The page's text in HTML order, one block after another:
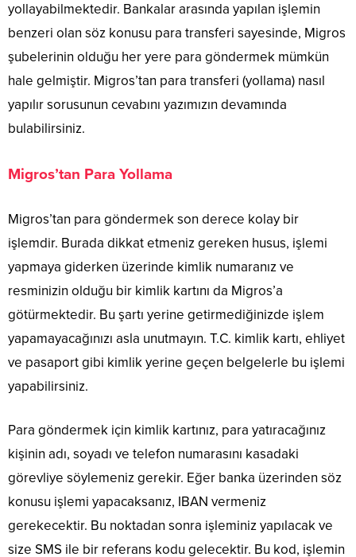
yollayabilmektedir. Bankalar arasında yapılan işlemin
benzeri olan söz konusu para transferi sayesinde, Migros
şubelerinin olduğu her yere para göndermek mümkün
hale gelmiştir. Migros’tan para transferi (yollama) nasıl
yapılır sorusunun cevabını yazımızın devamında
bulabilirsiniz.
Migros’tan Para Yollama
Migros’tan para göndermek son derece kolay bir
işlemdir. Burada dikkat etmeniz gereken husus, işlemi
yapmaya giderken üzerinde kimlik numaranız ve
resminizin olduğu bir kimlik kartını da Migros’a
götürmektedir. Bu şartı yerine getirmediğinizde işlem
yapamayacağınızı asla unutmayın. T.C. kimlik kartı, ehliyet
ve pasaport gibi kimlik yerine geçen belgelerle bu işlemi
yapabilirsiniz.
Para göndermek için kimlik kartınız, para yatıracağınız
kişinin adı, soyadı ve telefon numarasını kasadaki
görevliye söylemeniz gerekir. Eğer banka üzerinden söz
konusu işlemi yapacaksanız, IBAN vermeniz
gerekecektir. Bu noktadan sonra işleminiz yapılacak ve
size SMS ile bir referans kodu gelecektir. Bu kod, işlemin